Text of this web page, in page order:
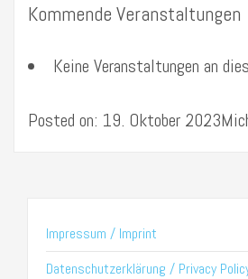
Kommende Veranstaltungen
Keine Veranstaltungen an
Posted on: 19. Oktober
Impressum / Imprint
Datenschutzerklärung / Privacy